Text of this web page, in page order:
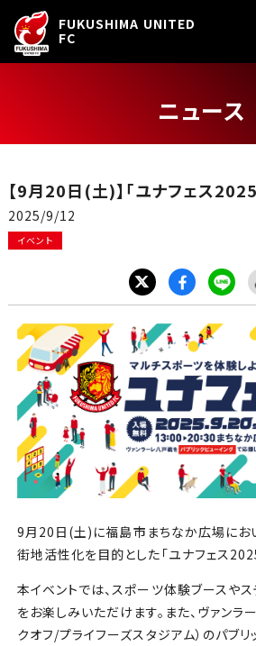
FUKUSHIMA UNITED
FC
ニュース
イベント
グッズ
チケット
アカデミー・スクー
農業部
まちづくり
パートナー
【9月20日(土)】「ユナフェス
2025/9/12
イベント
9月20日(土)に福島市まちなか広場にお
街地活性化を目的とした「ユナフェス
本イベントでは、スポーツ体験ブースや
をお楽しみいただけます。また、ヴァンラ
クオフ/プライフーズスタジアム）のパブ